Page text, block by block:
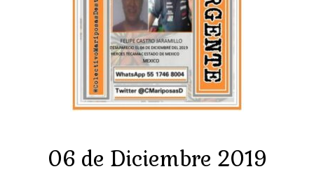
06 de Diciembre 2019